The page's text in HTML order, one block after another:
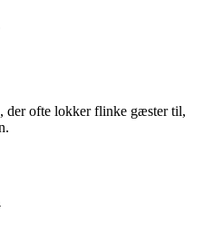
der ofte lokker flinke gæster til,